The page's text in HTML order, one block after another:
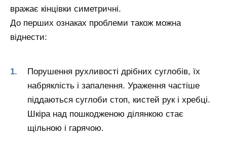
вражає кінцівки симетричні.
До перших ознаках проблеми також можна
віднести:
Порушення рухливості дрібних суглобів, їх
набряклість і запалення. Ураження частіше
піддаються суглоби стоп, кистей рук і хребці.
Шкіра над пошкодженою ділянкою стає
щільною і гарячою.